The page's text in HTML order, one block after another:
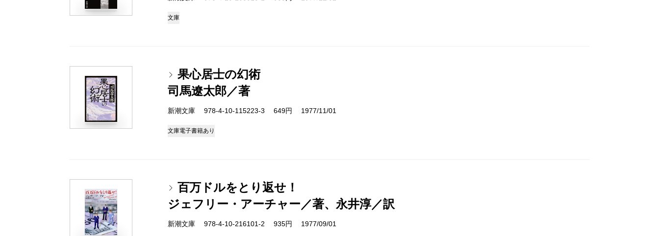
文庫
果心居士の幻術
司馬遼太郎／著
新潮文庫 978-4-10-115223-3 649円 1977/11/01
文庫電子書籍あり
百万ドルをとり返せ！
ジェフリー・アーチャー／著、永井淳／訳
新潮文庫 978-4-10-216101-2 935円 1977/09/01